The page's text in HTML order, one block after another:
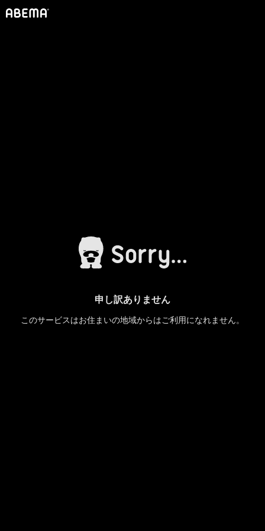
申し訳ありません
このサービスはお住まいの地域からはご利用になれません。